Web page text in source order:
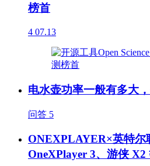
榜首
4 07.13
电水壶功率一般有多大
问答 5
ONEXPLAYER×英特尔
OneXPlayer 3、游侠 X2